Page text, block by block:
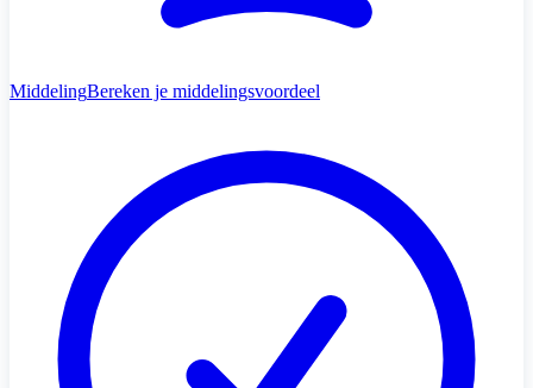
MiddelingBereken je middelingsvoordeel